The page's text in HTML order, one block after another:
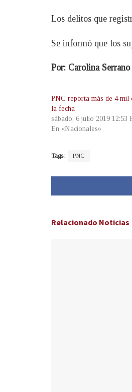
Los delitos que
Se informó que los
Por: Carolina Serrano
PNC reporta más de 4 mil
la fecha
sábado, 6 julio 2019 12:53
En «Nacionales»
Tags: PNC
Relacionado Noticias